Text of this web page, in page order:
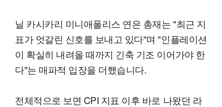
닐 카시카리 미니애폴리스 연은 총재는 "최근 지
표가 엇갈린 신호를 보내고 있다"며 "인플레이션
이 확실히 내려올 때까지 긴축 기조 이어가야 한
다"는 매파적 입장을 더했습니다.
전체적으로 보면 CPI 지표 이후 바로 나왔던 라